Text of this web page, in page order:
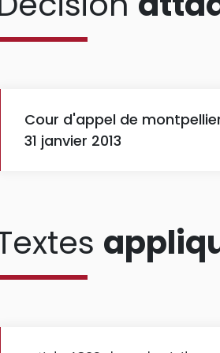
Cour d'appel de
31 janvier 2013